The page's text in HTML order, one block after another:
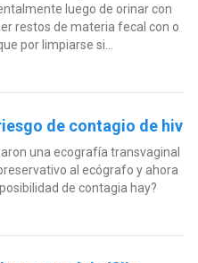
luego de orinar con
restos de materia fecal con o
por limpiarse si...
de contagio de hiv
una ecografía transvaginal
al ecógrafo y ahora
de contagia hay?